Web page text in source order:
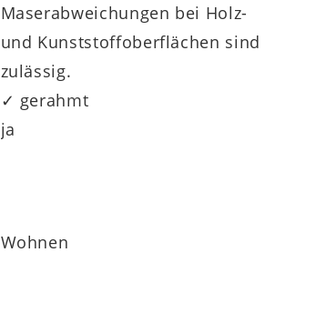
Maserabweichungen bei Holz-
und Kunststoffoberflächen sind
zulässig.
✓ gerahmt
ja
Wohnen